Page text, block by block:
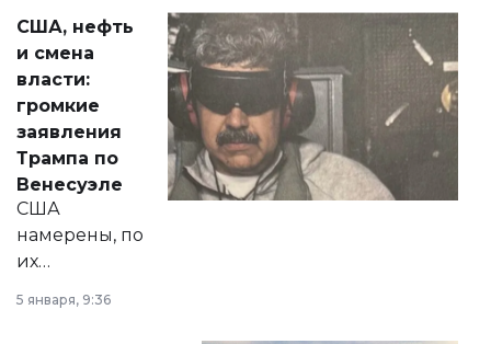
актуальных тем —
от слухов о
политических
реформах до
вопросов армии,
экономики и
личного здоровья.
США, нефть
и смена
власти:
громкие
заявления
Трампа по
Венесуэле
США
намерены, по
их
принести
5 января, 9:36